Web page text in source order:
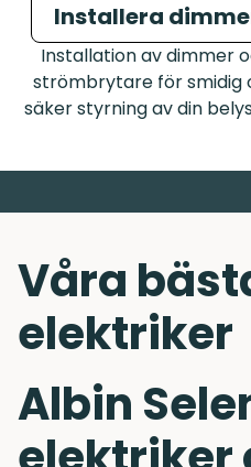
Installera
Installation av dimmer
strömbrytare för smidig
säker styrning av din
Våra
elektriker
Albin